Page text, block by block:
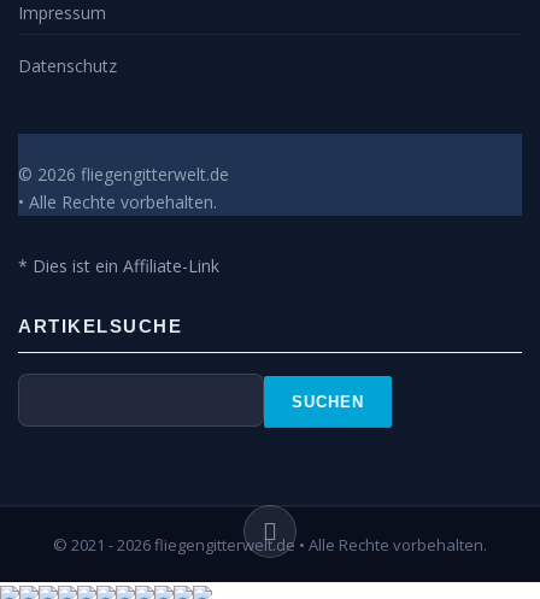
Impressum
Datenschutz
© 2026 fliegengitterwelt.de
• Alle Rechte vorbehalten.
* Dies ist ein Affiliate-Link
ARTIKELSUCHE
© 2021 - 2026 fliegengitterwelt.de • Alle Rechte vorbehalten.